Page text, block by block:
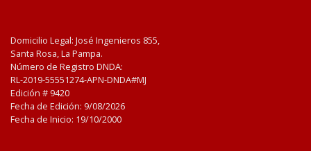
Domicilio Legal: José Ingenieros 855,
Santa Rosa, La Pampa.
Número de Registro DNDA:
RL-2019-55551274-APN-DNDA#MJ
Edición # 9420
Fecha de Edición: 9/08/2026
Fecha de Inicio: 19/10/2000